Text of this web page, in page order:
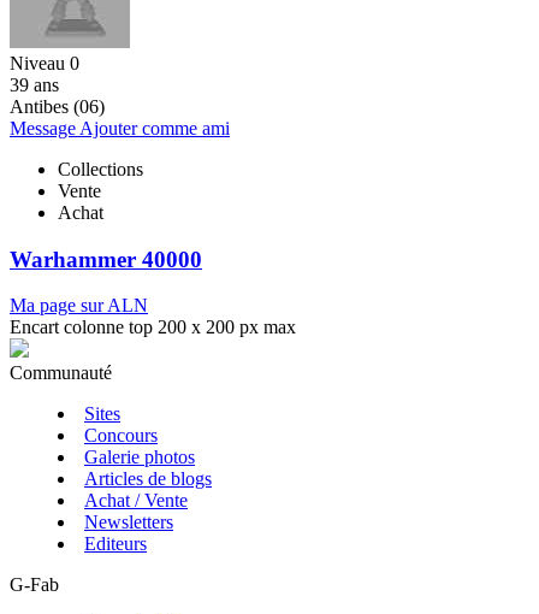
Niveau 0
39 ans
Antibes (06)
Message Ajouter comme ami
Collections
Vente
Achat
Warhammer 40000
Ma page sur ALN
Encart colonne top 200 x 200 px max
Communauté
Sites
Concours
Galerie photos
Articles de blogs
Achat / Vente
Newsletters
Editeurs
G-Fab